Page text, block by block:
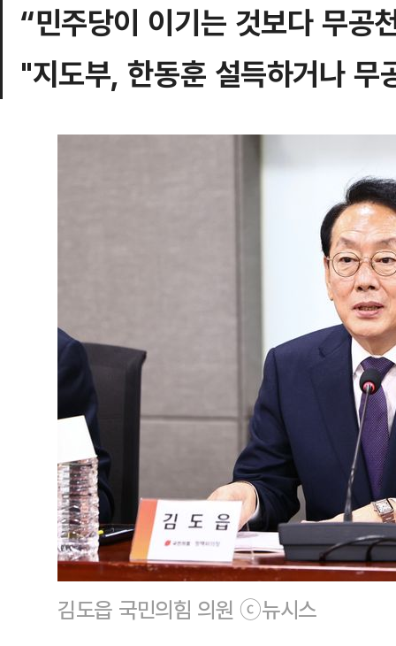
“민주당이 이기는 것보다 무공
"지도부, 한동훈 설득하거나 무
김도읍 국민의힘 의원 ⓒ뉴시스